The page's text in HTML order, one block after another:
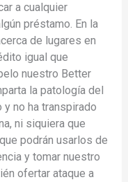
a cualquier
préstamo. En la
de lugares en
igual que
nuestro Better
la patologí­a del
no ha transpirado
ni siquiera que
podrán usarlos de
y tomar nuestro
ofertar ataque a